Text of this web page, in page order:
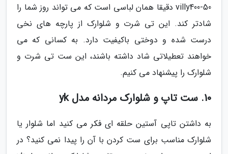
villy400-50 دقیقا همان لباسی است که می تواند روز شما را
شادتر کند. این تی شرت و شلوارک از پارچه های نخی
درست شده و دوختی باکیفیت دارد. به کسانی که می
خواهند تعطیلاتی شاد داشته باشند، این ست تی شرت و
شلوارک را پیشنهاد می کنیم.
10. ست تاپ و شلوارک مردانه مدل yk
به داشتن تاپی آستین حلقه ای فکر می کنید اما شلوار یا
شلوارک مناسب برای ست کردن با آن را پیدا نمی کنید؟ در